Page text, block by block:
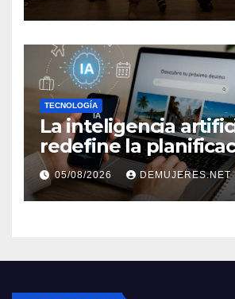
través de alianzas
TECNOLOGÍA
La inteligencia
redefine la
viajes: Los
centran sus
expectativas
05/08/2026 DEMUJERES.NET